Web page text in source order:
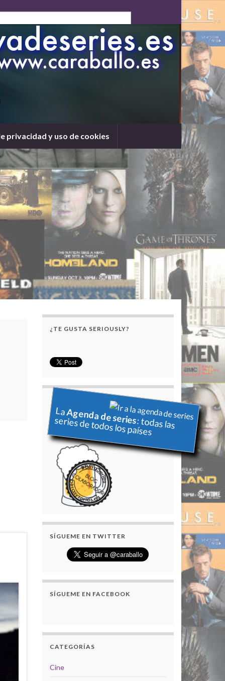
privacidad y uso de cookies
¿TE GUSTA SERIOUSLY?
LaAgenda de series: todas las
series de todos los países
SÍGUEME EN TWITTER
SÍGUEME EN FACEBOOK
CATEGORÍAS
Cine